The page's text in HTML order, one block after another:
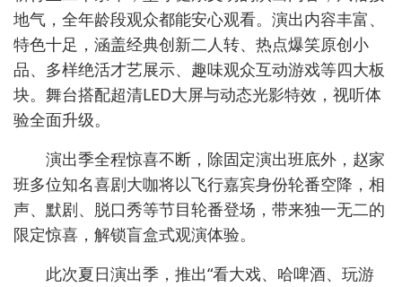
地气，全年龄段观众都能安心观看。演出内容丰富、
特色十足，涵盖经典创新二人转、热点爆笑原创小
品、多样绝活才艺展示、趣味观众互动游戏等四大板
块。舞台搭配超清LED大屏与动态光影特效，视听体
验全面升级。
演出季全程惊喜不断，除固定演出班底外，赵家
班多位知名喜剧大咖将以飞行嘉宾身份轮番空降，相
声、默剧、脱口秀等节目轮番登场，带来独一无二的
限定惊喜，解锁盲盒式观演体验。
此次夏日演出季，推出“看大戏、哈啤酒、玩游